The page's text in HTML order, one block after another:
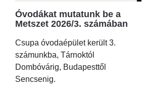
Óvodákat mutatunk be a
Metszet 2026/3. számában
Csupa óvodaépület került 3.
számunkba, Tárnoktól
Dombóvárig, Budapesttől
Sencsenig.